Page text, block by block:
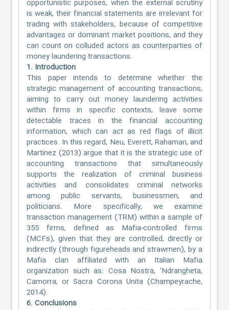
opportunistic purposes, when the external scrutiny
is weak, their financial statements are irrelevant for
trading with stakeholders, because of competitive
advantages or dominant market positions, and they
can count on colluded actors as counterparties of
money laundering transactions.
1. Introduction
This paper intends to determine whether the
strategic management of accounting transactions,
aiming to carry out money laundering activities
within firms in specific contexts, leave some
detectable traces in the financial accounting
information, which can act as red flags of illicit
practices. In this regard, Neu, Everett, Rahaman, and
Martinez (2013) argue that it is the strategic use of
accounting transactions that simultaneously
supports the realization of criminal business
activities and consolidates criminal networks
among public servants, businessmen, and
politicians. More specifically, we examine
transaction management (TRM) within a sample of
355 firms, defined as Mafia-controlled firms
(MCFs), given that they are controlled, directly or
indirectly (through figureheads and strawmen), by a
Mafia clan affiliated with an Italian Mafia
organization such as: Cosa Nostra, ‘Ndrangheta,
Camorra, or Sacra Corona Unita (Champeyrache,
2014).
6. Conclusions